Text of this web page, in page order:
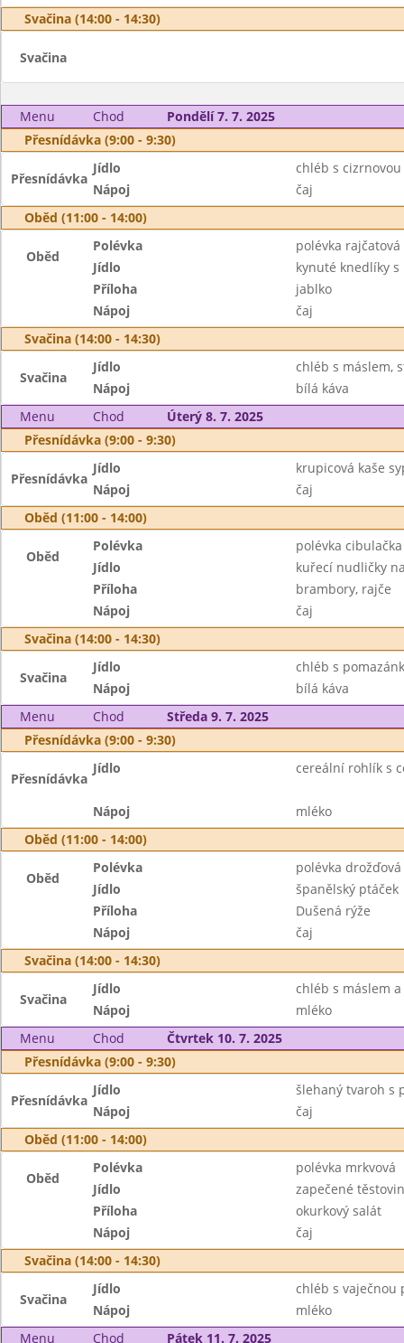
Svačina (14:00 - 14:30)
Svačina
Menu Chod
Pondělí 7. 7. 2025
Přesnídávka (9:00 - 9:30)
Přesnídávka
Jídlo
chléb s
Nápoj
čaj
Oběd (11:00 - 14:00)
Oběd
Polévka
polévka rajčatová
Jídlo
kynuté knedlíky s
Příloha
jablko
Nápoj
čaj
Svačina (14:00 - 14:30)
Svačina
Jídlo
chléb s máslem,
Nápoj
bílá káva
Menu
Chod
Úterý 8. 7. 2025
Přesnídávka (9:00 - 9:30)
Přesnídávka
Jídlo
krupicová kaše
Nápoj
čaj
Oběd (11:00 - 14:00)
Oběd
Polévka
polévka
Jídlo
kuřecí nudličky
Příloha
brambory, rajče
Nápoj
čaj
Svačina (14:00 - 14:30)
Svačina
Jídlo
chléb s
Nápoj
bílá káva
Menu
Chod
Středa 9. 7. 2025
Přesnídávka (9:00 - 9:30)
Přesnídávka
Jídlo cereální rohlík s
Nápoj
mléko
Oběd (11:00 - 14:00)
Oběd
Polévka
polévka drožďová
Jídlo
španělský ptáček
Příloha
Dušená rýže
Nápoj
čaj
Svačina (14:00 - 14:30)
Svačina
Jídlo
chléb s máslem
Nápoj
mléko
Menu
Chod
Čtvrtek 10. 7. 2025
Přesnídávka (9:00 - 9:30)
Přesnídávka
Jídlo
šlehaný tvaroh s
Nápoj
čaj
Oběd (11:00 - 14:00)
Oběd
Polévka
polévka mrkvová
Jídlo
zapečené
Příloha
okurkový salát
Nápoj
čaj
Svačina (14:00 - 14:30)
Svačina
Jídlo
chléb s vaječnou
Nápoj
mléko
Menu
Chod Pátek 11. 7. 2025